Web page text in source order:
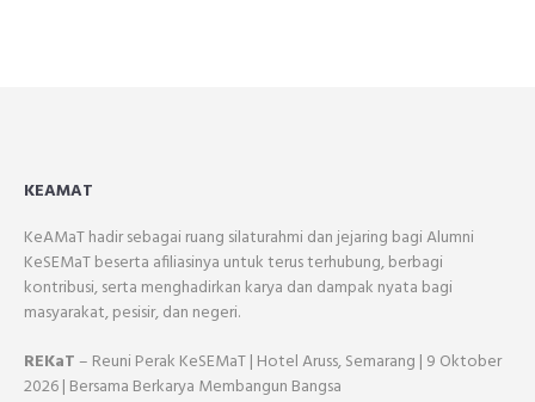
KEAMAT
KeAMaT hadir sebagai ruang silaturahmi dan jejaring bagi Alumni
KeSEMaT beserta afiliasinya untuk terus terhubung, berbagi
kontribusi, serta menghadirkan karya dan dampak nyata bagi
masyarakat, pesisir, dan negeri.
REKaT – Reuni Perak KeSEMaT | Hotel Aruss, Semarang | 9 Oktober
2026 | Bersama Berkarya Membangun Bangsa